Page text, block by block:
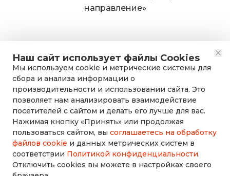
Наш сайт использует файлы Cookies
Мы используем cookie и метрические системы для
сбора и анализа информации о
производительности и использовании сайта. Это
позволяет нам анализировать взаимодействие
посетителей с сайтом и делать его лучше для вас.
Нажимая кнопку «Принять» или продолжая
пользоваться сайтом, вы соглашаетесь на обработку
файлов cookie и данных метрических систем в
соответствии Политикой конфиденциальности.
Отключить cookies вы можете в настройках своего
направление»
rusdorznak@mail.ru
+7 (8452) 53-70-71